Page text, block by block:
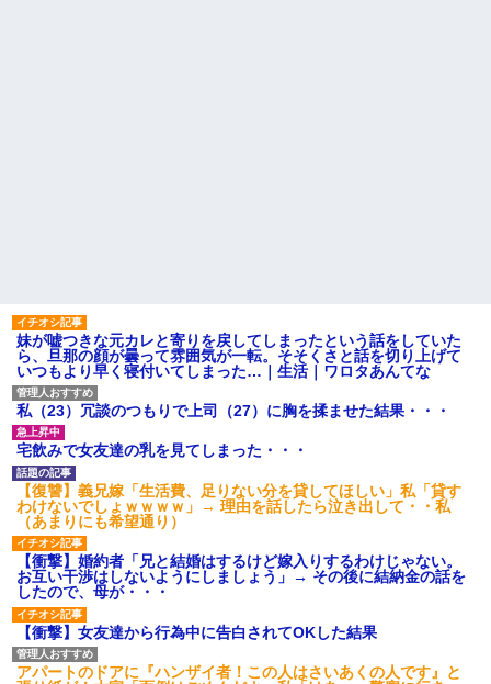
4000円のフィギュアがヤバすぎ
るｗｗｗｗｗｗ「こんな高い
の？ｗｗ」「逆に超安い」
私「ちょっと、人の家の金庫
触らないでよ！」キチママ『そ
こに金庫があったから、開けて
みようとしただけ☆』義兄「泥
は出てけ！二度と来るな！」結
果・・・
私「初めて飲む味だけどなん
のお茶？」彼「ちっ！」私「」
【GIF】JSのカンチョーワロ
後続車にクラクションを鳴ら
され彼氏が逆切れ。「何クラク
ション鳴らしてんだ！降りてこ
いよ！」と怒鳴りだし...
【衝撃】報酬100万円超の治験
募集がこちらｗｗｗｗｗ(※画像
あり)
【ネット騒然】惨殺されたタ
【悲報】『自認レイブンクロ
ー』 ← こいつらのタチ悪い率は
異常
間拒否の末、離婚を決意した理
主な税金の成り立ちを調べて
妹が嘘つきな元カレと寄りを戻してしまったという話をしていた
ら、旦那の顔が曇って雰囲気が一転。そそくさと話を切り上げて
いつもより早く寝付いてしまった…｜生活｜ワロタあんてな
私（23）冗談のつもりで上司（27）に胸を揉ませた結果・・・
宅飲みで女友達の乳を見てしまった・・・
【復讐】義兄嫁「生活費、足りない分を貸してほしい」私「貸す
わけないでしょｗｗｗｗ」→ 理由を話したら泣き出して・・私
（あまりにも希望通り）
【衝撃】婚約者「兄と結婚はするけど嫁入りするわけじゃない。
お互い干渉はしないようにしましょう」→ その後に結納金の話を
したので、母が・・・
【衝撃】女友達から行為中に告白されてOKした結果
アパートのドアに『ハンザイ者！この人はさいあくの人です』と